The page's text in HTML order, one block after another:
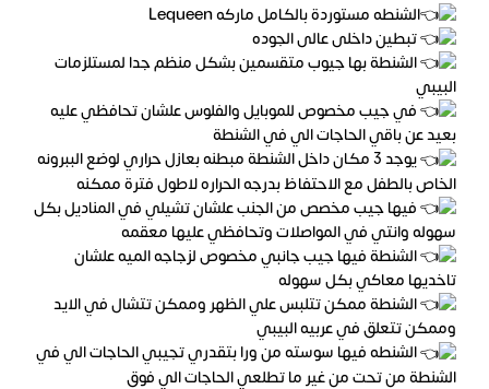
الشنطه مستوردة بالكامل ماركه Lequeen
تبطين داخلى عالى الجوده
الشنطة بها جيوب متقسمين بشكل منظم جدا لمستلزمات
البيبي
في جيب مخصوص للموبايل والفلوس علشان تحافظي عليه
بعيد عن باقي الحاجات الي في الشنطة
يوجد 3 مكان داخل الشنطة مبطنه بعازل حراري لوضع الببرونه
الخاص بالطفل مع الاحتفاظ بدرجه الحراره لاطول فترة ممكنه
فيها جيب مخصص من الجنب علشان تشيلي في المناديل بكل
سهوله وانتي في المواصلات وتحافظي عليها معقمه
الشنطة فيها جيب جانبي مخصوص لزجاجه الميه علشان
تاخديها معاكي بكل سهوله
الشنطة ممكن تتلبس علي الظهر وممكن تتشال في الايد
وممكن تتعلق في عربيه البيبي
الشنطه فيها سوسته من ورا بتقدري تجيبي الحاجات الي في
الشنطة من تحت من غير ما تطلعي الحاجات الي فوق